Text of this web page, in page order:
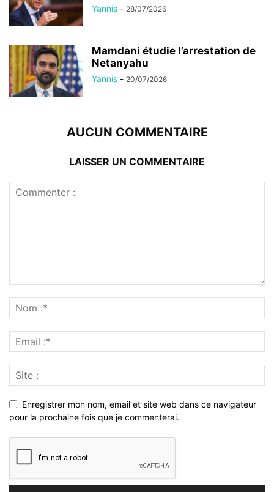
Yannis - 28/07/2026
Mamdani étudie l’arrestation de
Netanyahu
Yannis - 20/07/2026
AUCUN COMMENTAIRE
LAISSER UN COMMENTAIRE
Enregistrer mon nom, email et site web dans ce navigateur
pour la prochaine fois que je commenterai.